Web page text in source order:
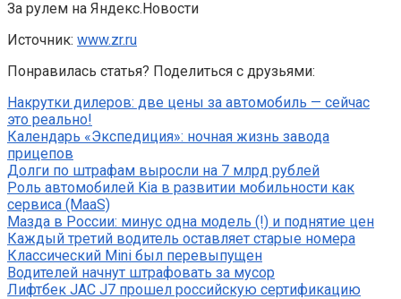
За рулем на Яндекс.Новости
Источник: www.zr.ru
Понравилась статья? Поделиться с друзьями:
Накрутки дилеров: две цены за автомобиль — сейчас
это реально!
Календарь «Экспедиция»: ночная жизнь завода
прицепов
Долги по штрафам выросли на 7 млрд рублей
Роль автомобилей Kia в развитии мобильности как
сервиса (MaaS)
Мазда в России: минус одна модель (!) и поднятие цен
Каждый третий водитель оставляет старые номера
Классический Mini был перевыпущен
Водителей начнут штрафовать за мусор
Лифтбек JAC J7 прошел российскую сертификацию